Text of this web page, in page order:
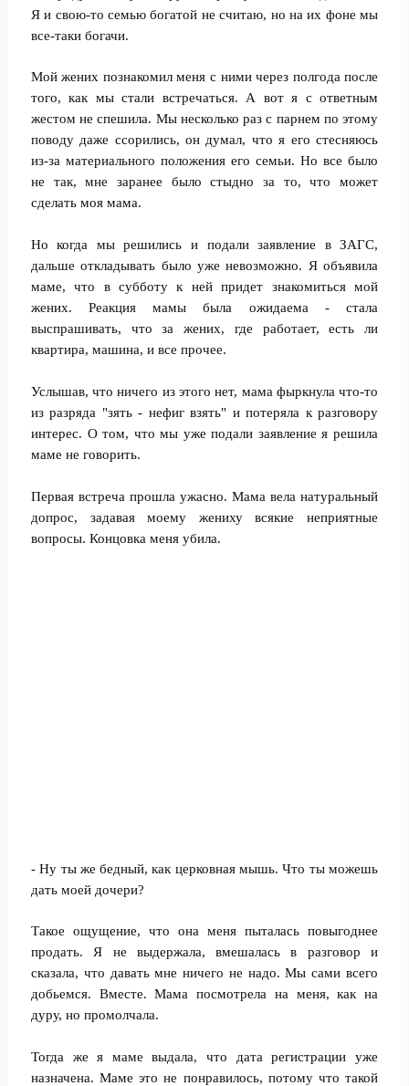
Я и свою-то семью богатой не считаю, но на их фоне мы
все-таки богачи.
Мой жених познакомил меня с ними через полгода после
того, как мы стали встречаться. А вот я с ответным
жестом не спешила. Мы несколько раз с парнем по этому
поводу даже ссорились, он думал, что я его стесняюсь
из-за материального положения его семьи. Но все было
не так, мне заранее было стыдно за то, что может
сделать моя мама.
Но когда мы решились и подали заявление в ЗАГС,
дальше откладывать было уже невозможно. Я объявила
маме, что в субботу к ней придет знакомиться мой
жених. Реакция мамы была ожидаема - стала
выспрашивать, что за жених, где работает, есть ли
квартира, машина, и все прочее.
Услышав, что ничего из этого нет, мама фыркнула что-то
из разряда "зять - нефиг взять" и потеряла к разговору
интерес. О том, что мы уже подали заявление я решила
маме не говорить.
Первая встреча прошла ужасно. Мама вела натуральный
допрос, задавая моему жениху всякие неприятные
вопросы. Концовка меня убила.
- Ну ты же бедный, как церковная мышь. Что ты можешь
дать моей дочери?
Такое ощущение, что она меня пыталась повыгоднее
продать. Я не выдержала, вмешалась в разговор и
сказала, что давать мне ничего не надо. Мы сами всего
добьемся. Вместе. Мама посмотрела на меня, как на
дуру, но промолчала.
Тогда же я маме выдала, что дата регистрации уже
назначена. Маме это не понравилось, потому что такой